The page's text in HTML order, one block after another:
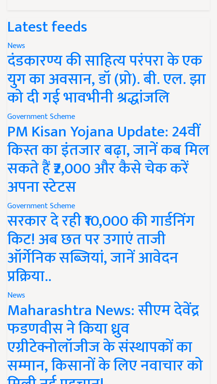
Latest feeds
News
दंडकारण्य की साहित्य परंपरा के एक
युग का अवसान, डॉ (प्रो). बी. एल. झा
को दी गई भावभीनी श्रद्धांजलि
Government Scheme
PM Kisan Yojana Update: 24वीं
किस्त का इंतजार बढ़ा, जानें कब मिल
सकते हैं ₹2,000 और कैसे चेक करें
अपना स्टेटस
Government Scheme
सरकार दे रही ₹10,000 की गार्डनिंग
किट! अब छत पर उगाएं ताजी
ऑर्गेनिक सब्जियां, जानें आवेदन
प्रक्रिया..
News
Maharashtra News: सीएम देवेंद्र
फडणवीस ने किया ध्रुव
एग्रीटेक्नोलॉजीज के संस्थापकों का
सम्मान, किसानों के लिए नवाचार को